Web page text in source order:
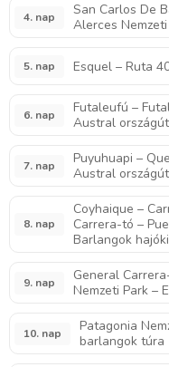
4. nap
San Carlos De
Alerces
5. nap Esquel – Ruta
6. nap
Futaleufú –
Austral
7. nap
Puyuhuapi –
Austral
8. nap
Coyhaique –
Carrera-tó –
Barlangok
9. nap
General
Nemzeti Park –
10. nap
Patagonia
barlangok túra